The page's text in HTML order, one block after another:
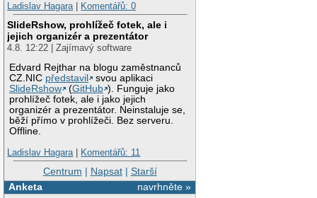
Ladislav Hagara| Komentářů: 0
SlideRshow, prohlížeč fotek, ale i
jejich organizér a prezentátor
4.8. 12:22 | Zajímavý software
Edvard Rejthar na blogu zaměstnanců
CZ.NIC představil
svou aplikaci
SlideRshow
(GitHub ). Funguje jako
prohlížeč fotek, ale i jako jejich
organizér a prezentátor. Neinstaluje se,
běží přímo v prohlížeči. Bez serveru.
Offline.
Ladislav Hagara| Komentářů: 11
Centrum | Napsat| Starší
navrhněte »
Anketa